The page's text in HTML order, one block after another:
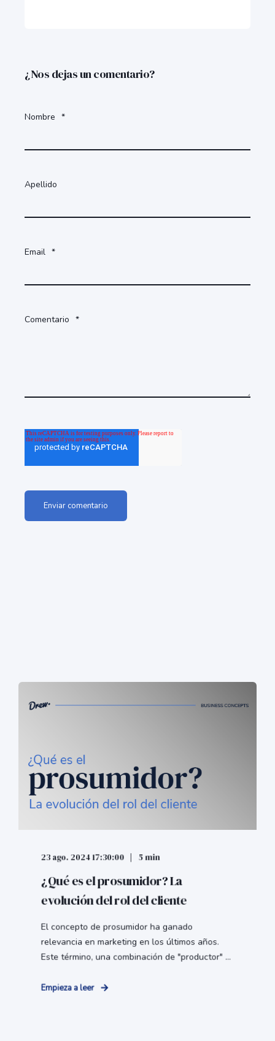
¿Nos dejas un comentario?
Nombre *
Apellido
Email *
Comentario *
23 ago. 2024 17:30:00 5 min
¿Qué es el prosumidor? La
evolución del rol del cliente
El concepto de prosumidor ha ganado
relevancia en marketing en los últimos años.
Este término, una combinación de "productor" ...
Empieza a leer